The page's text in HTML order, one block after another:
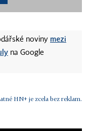
noviny mezi
na Google
HN+ je zcela bez reklam.